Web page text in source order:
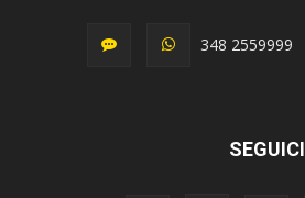
348 2559999
SEGUICI